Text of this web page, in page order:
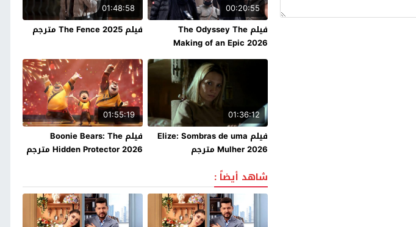
00:20:55
فيلم The Odyssey The
Making of an Epic 2026
مترجم
01:48:58
فيلم The Fence 2025 مترجم
01:36:12
فيلم Elize: Sombras de uma
Mulher 2026 مترجم
01:55:19
فيلم Boonie Bears: The
Hidden Protector 2026 مترجم
شاهد أيضاً :